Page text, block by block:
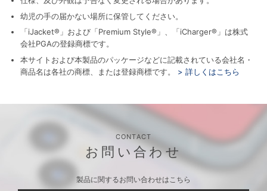
幼児の手の届かない場所に保管してください。
「iJacket®」および「Premium Style®」、「iCharger®」は株式
会社PGAの登録商標です。
本サイトおよび本製品のパッケージなどに記載されている会社名・
商品名は各社の商標、または登録商標です。
> 詳しくはこちら
CONTACT
お問い合わせ
製品に関するお問い合わせはこちら